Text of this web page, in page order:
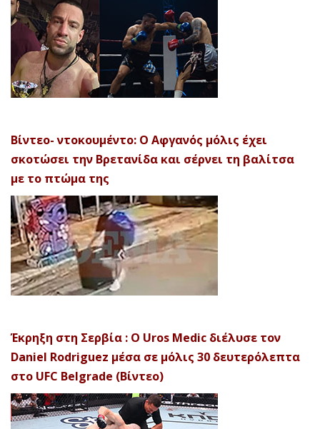
Βίντεο- ντοκουμέντο: Ο Αφγανός μόλις έχει
σκοτώσει την Βρετανίδα και σέρνει τη βαλίτσα
με το πτώμα της
Έκρηξη στη Σερβία : Ο Uros Medic διέλυσε τον
Daniel Rodriguez μέσα σε μόλις 30 δευτερόλεπτα
στο UFC Belgrade (Βίντεο)